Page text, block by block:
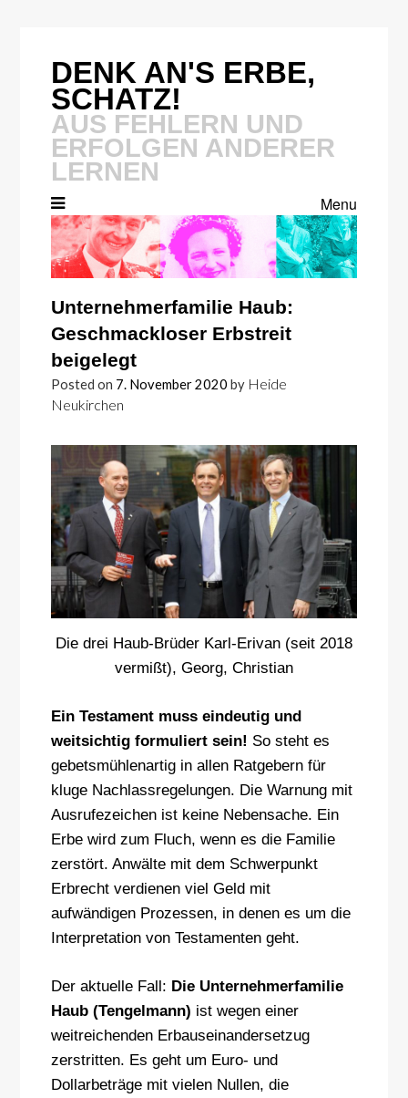
DENK AN'S ERBE,
SCHATZ!
AUS FEHLERN UND
ERFOLGEN ANDERER
LERNEN
Menu
Unternehmerfamilie Haub:
Geschmackloser Erbstreit
beigelegt
Posted on 7. November 2020 by Heide
Neukirchen
Die drei Haub-Brüder Karl-Erivan (seit 2018
vermißt), Georg, Christian
Ein Testament muss eindeutig und
weitsichtig formuliert sein! So steht es
gebetsmühlenartig in allen Ratgebern für
kluge Nachlassregelungen. Die Warnung mit
Ausrufezeichen ist keine Nebensache. Ein
Erbe wird zum Fluch, wenn es die Familie
zerstört. Anwälte mit dem Schwerpunkt
Erbrecht verdienen viel Geld mit
aufwändigen Prozessen, in denen es um die
Interpretation von Testamenten geht.
Der aktuelle Fall: Die Unternehmerfamilie
Haub (Tengelmann) ist wegen einer
weitreichenden Erbauseinandersetzug
zerstritten. Es geht um Euro- und
Dollarbeträge mit vielen Nullen, die